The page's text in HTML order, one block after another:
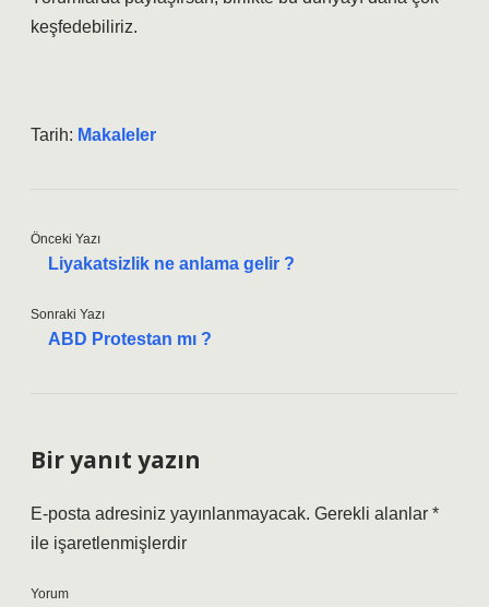
keşfedebiliriz.
Tarih: Makaleler
Önceki Yazı
Liyakatsizlik ne anlama gelir ?
Sonraki Yazı
ABD Protestan mı ?
Bir yanıt yazın
E-posta adresiniz yayınlanmayacak. Gerekli alanlar *
ile işaretlenmişlerdir
Yorum